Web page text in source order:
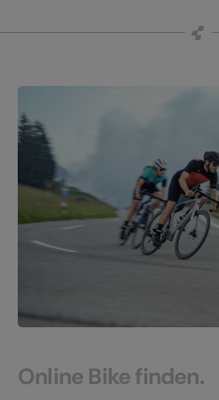
Online Bike finden.